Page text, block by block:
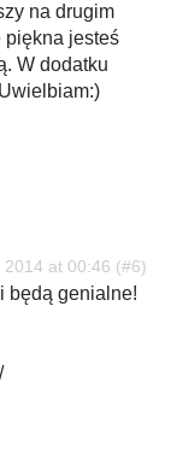
na drugim
piękna jesteś
W dodatku
at 00:46
będą genialne!